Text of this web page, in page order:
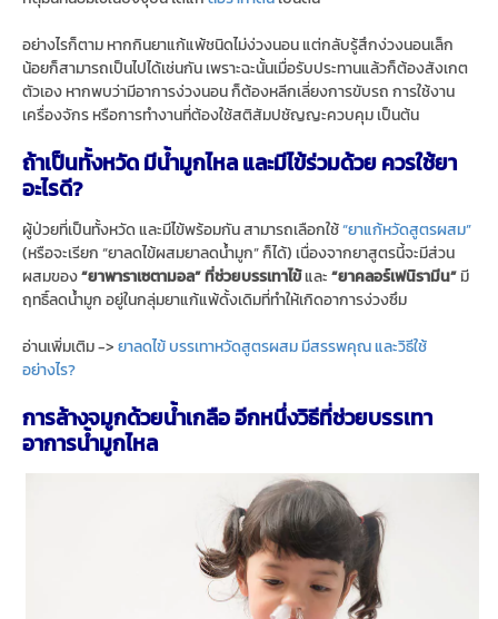
อย่างไรก็ตาม หากกินยาแก้แพ้ชนิดไม่ง่วงนอน แต่กลับรู้สึกง่วงนอนเล็ก
น้อยก็สามารถเป็นไปได้เช่นกัน เพราะฉะนั้นเมื่อรับประทานแล้วก็ต้องสังเกต
ตัวเอง หากพบว่ามีอาการง่วงนอน ก็ต้องหลีกเลี่ยงการขับรถ การใช้งาน
เครื่องจักร หรือการทำงานที่ต้องใช้สติสัมปชัญญะควบคุม เป็นต้น
ถ้าเป็นทั้งหวัด มีน้ำมูกไหล และมีไข้ร่วมด้วย ควรใช้ยา
อะไรดี?
ผู้ป่วยที่เป็นทั้งหวัด และมีไข้พร้อมกัน สามารถเลือกใช้“ยาแก้หวัดสูตรผสม”
(หรือจะเรียก “ยาลดไข้ผสมยาลดน้ำมูก” ก็ได้) เนื่องจากยาสูตรนี้จะมีส่วน
ผสมของ“ยาพาราเซตามอล” ที่ช่วยบรรเทาไข้และ “ยาคลอร์เฟนิรามีน” มี
ฤทธิ์ลดน้ำมูก อยู่ในกลุ่มยาแก้แพ้ดั้งเดิมที่ทำให้เกิดอาการง่วงซึม
อ่านเพิ่มเติม -> ยาลดไข้ บรรเทาหวัดสูตรผสม มีสรรพคุณ และวิธีใช้
อย่างไร?
การล้างจมูกด้วยน้ำเกลือ อีกหนึ่งวิธีที่ช่วยบรรเทา
อาการน้ำมูกไหล